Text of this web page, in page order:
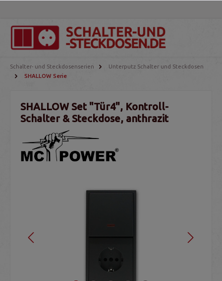
Schalter- und Steckdosenserien
Unterputz Schalter und Steckdosen
SHALLOW Serie
SHALLOW Set "Tür4", Kontroll-
Schalter & Steckdose, anthrazit